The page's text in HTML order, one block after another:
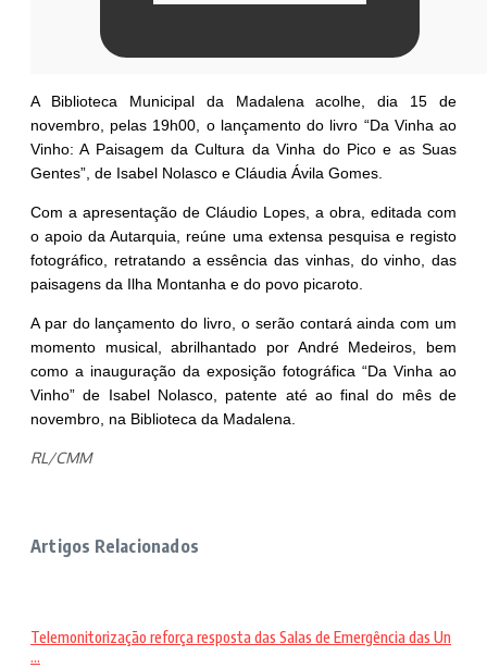
A Biblioteca Municipal da Madalena acolhe, dia 15 de
novembro, pelas 19h00, o lançamento do livro “Da Vinha ao
Vinho: A Paisagem da Cultura da Vinha do Pico e as Suas
Gentes”, de Isabel Nolasco e Cláudia Ávila Gomes.
Com a apresentação de Cláudio Lopes, a obra, editada com
o apoio da Autarquia, reúne uma extensa pesquisa e registo
fotográfico, retratando a essência das vinhas, do vinho, das
paisagens da Ilha Montanha e do povo picaroto.
A par do lançamento do livro, o serão contará ainda com um
momento musical, abrilhantado por André Medeiros, bem
como a inauguração da exposição fotográfica “Da Vinha ao
Vinho” de Isabel Nolasco, patente até ao final do mês de
novembro, na Biblioteca da Madalena.
RL/CMM
Artigos Relacionados
Telemonitorização reforça resposta das Salas de Emergência das Un
...